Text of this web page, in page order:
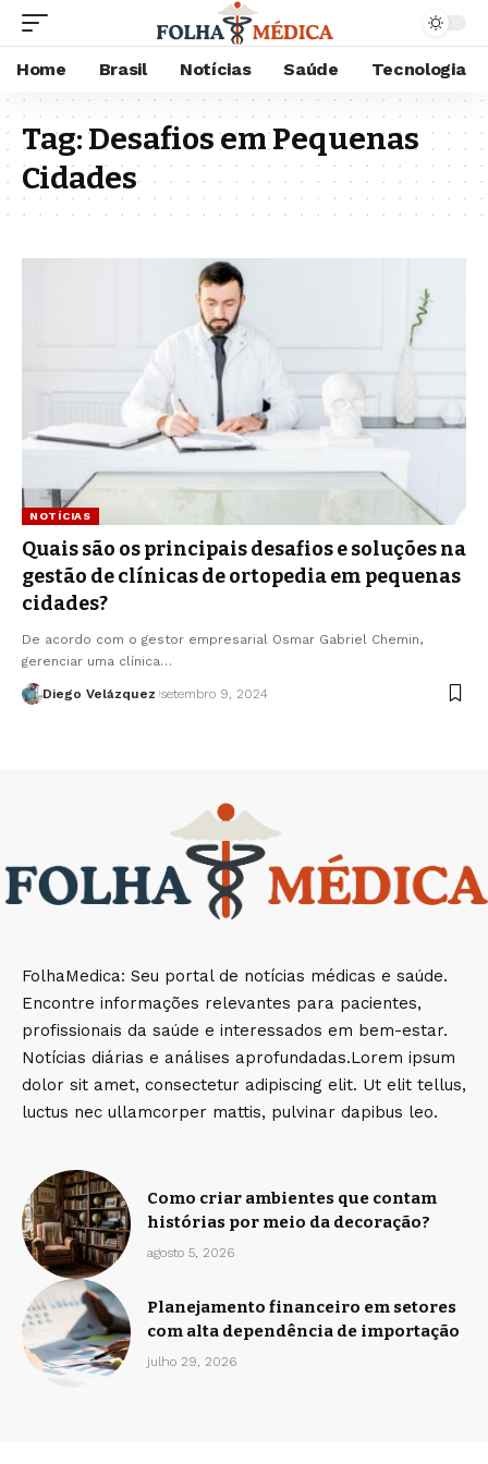
Home Brasil Notícias Saúde Tecnologia
Tag:Desafios em Pequenas
Cidades
NOTÍCIAS
Quais são os principais desafios e soluções na
gestão de clínicas de ortopedia em pequenas
cidades?
De acordo com o gestor empresarial Osmar Gabriel Chemin,
gerenciar uma clínica…
Diego Velázquez setembro 9, 2024
FolhaMedica: Seu portal de notícias médicas e saúde.
Encontre informações relevantes para pacientes,
profissionais da saúde e interessados em bem-estar.
Notícias diárias e análises aprofundadas.Lorem ipsum
dolor sit amet, consectetur adipiscing elit. Ut elit tellus,
luctus nec ullamcorper mattis, pulvinar dapibus leo.
Como criar ambientes que contam
histórias por meio da decoração?
agosto 5, 2026
Planejamento financeiro em setores
com alta dependência de importação
julho 29, 2026